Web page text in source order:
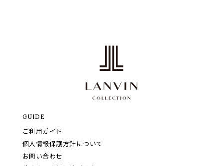
GUIDE
ご利用ガイド
個人情報保護方針について
お問い合わせ